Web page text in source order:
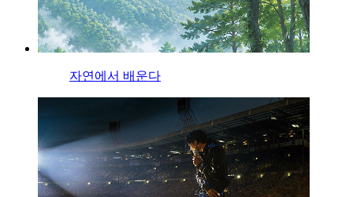
자연에서 배운다